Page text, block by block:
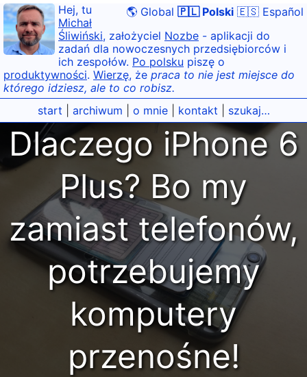
🌎 Global 🇵🇱 Polski 🇪🇸 Español
Hej, tu
Michał
Śliwiński, założyciel Nozbe - aplikacji do
zadań dla nowoczesnych przedsiębiorców i
ich zespołów. Po polsku piszę o
produktywności. Wierzę, że praca to nie jest miejsce do
którego idziesz, ale to co robisz.
start
archiwum o mnie| kontakt szukaj…
Dlaczego iPhone 6
Plus? Bo my
zamiast telefonów,
potrzebujemy
komputery
przenośne!